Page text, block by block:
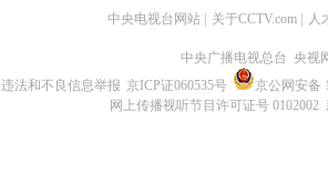
中央电视台网站 关于CCTV.com 人
中央广播电视总台 央视
违法和不良信息举报 京ICP证060535号
京公网安备
网上传播视听节目许可证号 0102002